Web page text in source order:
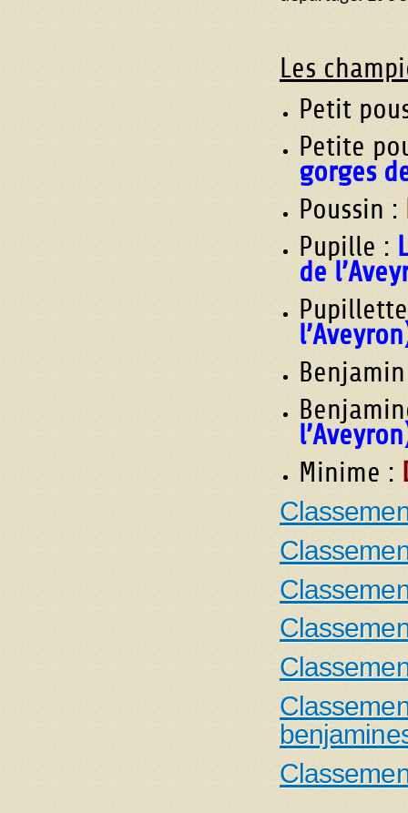
Les
Petit
Petite
gorges
Poussin :
Pupille :
de
Minime :